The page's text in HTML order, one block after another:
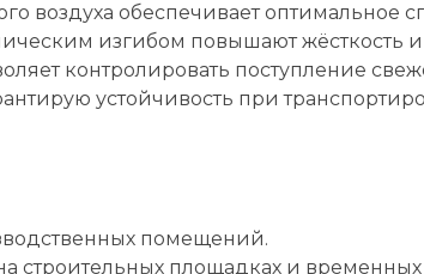
воздуха обеспечивает оптимальное
изгибом повышают жёсткость
контролировать поступление
устойчивость при
помещений.
площадках и временных